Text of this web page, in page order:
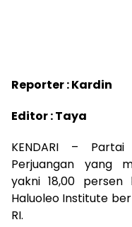
Reporter : Kardin
Editor : Taya
KENDARI –
Perjuangan yang
yakni 18,00 persen
Haluoleo Institute
RI.